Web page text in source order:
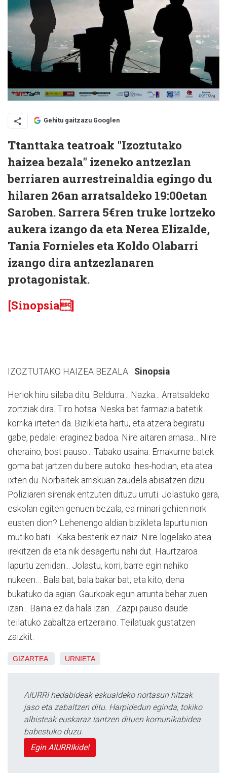
Gehitu gaitzazu Googlen
Ttanttaka teatroak "Izoztutako
haizea bezala" izeneko antzezlan
berriaren aurrestreinaldia egingo du
hilaren 26an arratsaldeko 19:00etan
Saroben. Sarrera 5€ren truke lortzeko
aukera izango da eta Nerea Elizalde,
Tania Fornieles eta Koldo Olabarri
izango dira antzezlanaren
protagonistak.
[Sinopsia]
IZOZTUTAKO HAIZEA BEZALA Sinopsia
Heriok hiru silaba ditu. Beldurra... Nazka... Arratsaldeko
zortziak dira. Tiro hotsa. Neska bat farmazia batetik
korrika irteten da. Bizikleta hartu, eta atzera begiratu
gabe, pedalei eraginez badoa. Nire aitaren arnasa... Nire
oheraino, bost pauso... Tabako usaina. Emakume batek
goma bat jartzen du bere autoko ihes-hodian, eta atea
ixten du. Norbaitek arriskuan zaudela abisatzen dizu.
Poliziaren sirenak entzuten dituzu urruti. Jolastuko gara,
eskolan egiten genuen bezala, ea minari gehien nork
eusten dion? Lehenengo aldian bizikleta lapurtu nion
mutiko bati... Kaka besterik ez naiz. Nire logelako atea
irekitzen da eta nik desagertu nahi dut. Haurtzaroa
lapurtu zenidan... Jolastu, korri, barre egin nahiko
nukeen… Bala bat, bala bakar bat, eta kito, dena
bukatuko da agian. Gaurkoak egun arrunta behar zuen
izan... Baina ez da hala izan... Zazpi pauso daude
teilatuko zabaltza ertzeraino. Teilatuak gustatzen
zaizkit.
GIZARTEA URNIETA
AIURRI hedabideak eskualdeko nortasun hitzak
jaso eta zabaltzen ditu. Harpidedun eginda, tokiko
albisteak euskaraz lantzen dituen komunikabidea
babestuko duzu.
Egin AIURRIkide!